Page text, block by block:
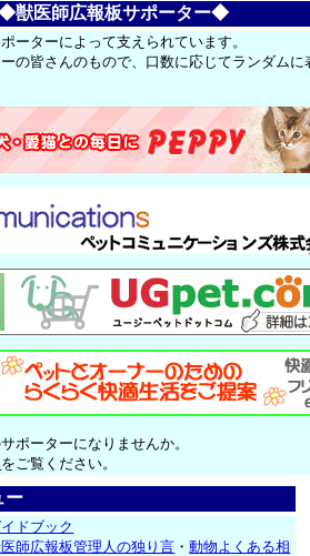
獣医師広報板サポーター◆
ーターによって支えられています。
の皆さんのもので、口数に応じてランダムに
ポーターになりませんか。
をご覧ください。
ー
ドブック
師広報板管理人の独り言 ・動物よくある相